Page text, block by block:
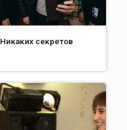
Никаких секретов